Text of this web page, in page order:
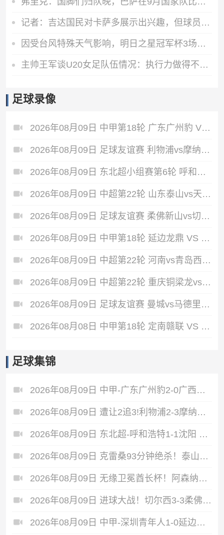
记者：吉达国民对卡萨多展示出兴趣，但球员希望评估所有报价
因受台风特殊天气影响，明日之星冠军杯3场比赛启动熔断机制取消
主帅王军谈U20女足队伍情况：执行力做得不错，战术打法还要提升
足球录像
2026年08月09日 中甲第18轮 广东广州豹 VS 广西恒宸 全场录像
2026年08月09日 足球友谊赛 利物浦vs摩纳哥 全场录像
2026年08月09日 东北超小组赛第6轮 呼和浩特队 VS 沈阳队 全场录像
2026年08月09日 中超第22轮 山东泰山vs天津津门虎 全场录像
2026年08月09日 足球友谊赛 柔佛新山vs切尔西 全场录像
2026年08月09日 中甲第18轮 延边龙鼎 VS 深圳青年人 全场录像
2026年08月09日 中超第22轮 河南vs青岛西海岸 全场录像
2026年08月09日 中超第22轮 重庆铜梁龙vs上海海港 全场录像
2026年08月09日 足球友谊赛 曼城vs马德里竞技 全场录像
2026年08月08日 中甲第18轮 定南赣联 VS 大连鲲城 全场录像
足球集锦
2026年08月09日 中甲-广东广州豹2-0广西恒宸8分领跑 卡马拉传射若昂·卡洛斯破门
2026年08月09日 遭让2追3!利物浦2-3摩纳哥季前2连败 伊萨克维尔茨破门范戴克送点
2026年08月09日 东北超-呼和浩特1-1沈阳 沈阳队读秒完成绝平
2026年08月09日 克雷桑93分钟绝杀！泰山2-1终结津门虎四连胜，刘洋、哈达斯破门
2026年08月09日 无缘卫冕酋长杯！阿森纳2-3多特 措利斯助攻+造点多特U19三人建功
2026年08月09日 进球大战！切尔西3-3柔佛新山 德拉普双响蓝军热身赛暂2胜2负1平
2026年08月09日 中甲-深圳青年人1-0延边暂升第2 金泰延送点乔尔·诺贝尔操刀命中